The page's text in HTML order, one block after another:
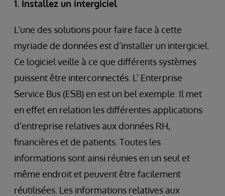
1. Installez un intergiciel
L’une des solutions pour faire face à cette
myriade de données est d’installer un intergiciel.
Ce logiciel veille à ce que différents systèmes
puissent être interconnectés. L’ Enterprise
Service Bus (ESB) en est un bel exemple. Il met
en effet en relation les différentes applications
d’entreprise relatives aux données RH,
financières et de patients. Toutes les
informations sont ainsi réunies en un seul et
même endroit et peuvent être facilement
réutilisées. Les informations relatives aux